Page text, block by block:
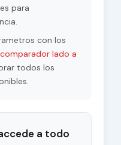
para
con los
comparador lado a
todos los
a todo